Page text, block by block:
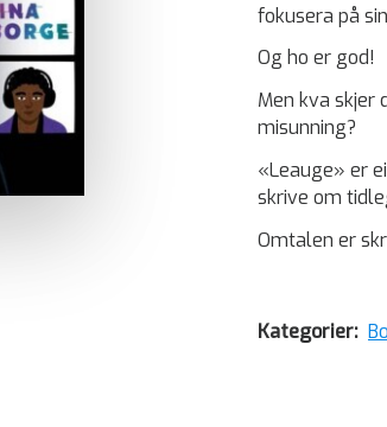
fokusera på
Og ho er god!
Men kva skjer
misunning?
«Leauge» er
skrive om
Omtalen er
Kategorier: